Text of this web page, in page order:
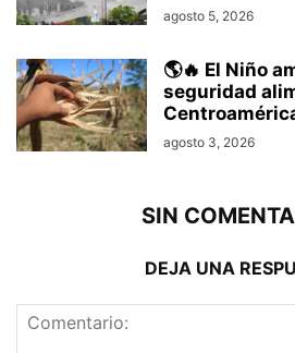
agosto 5, 2026
🌎🔥 El Niño
seguridad
agosto 3, 2026
SIN
DEJA UNA